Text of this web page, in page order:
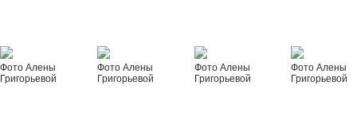
Фото Алены
Григорьевой
Фото Алены
Григорьевой
Фото Алены
Григорьевой
Фото Алены
Григорьевой